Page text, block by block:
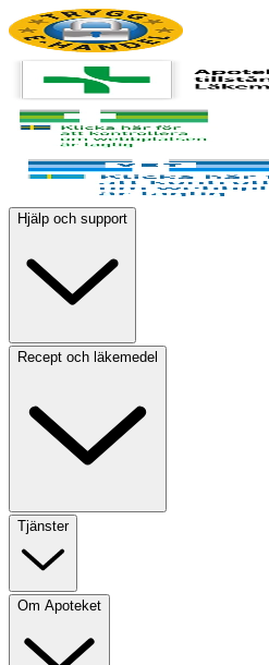
Hjälp och support
Recept och läkemedel
Tjänster
Om Apoteket